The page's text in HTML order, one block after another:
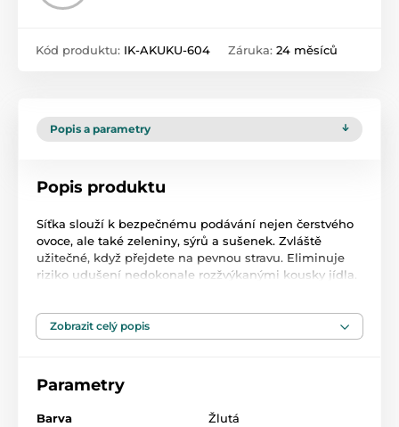
Kód produktu: IK-AKUKU-604 Záruka: 24 měsíců
Popis a parametry
Popis produktu
Síťka slouží k bezpečnému podávání nejen čerstvého
ovoce, ale také zeleniny, sýrů a sušenek. Zvláště
užitečné, když přejdete na pevnou stravu. Eliminuje
riziko udušení nedokonale rozžvýkanými kousky jídla.
chrání síťovinu před nečistotami. Dá se použít i jako
kousátko při prořezávání zoubků. Snadno se myje.
je zcela bez bisfenolu A (0 % BPA).
Zobrazit celý popis
Parametry
Barva Žlutá